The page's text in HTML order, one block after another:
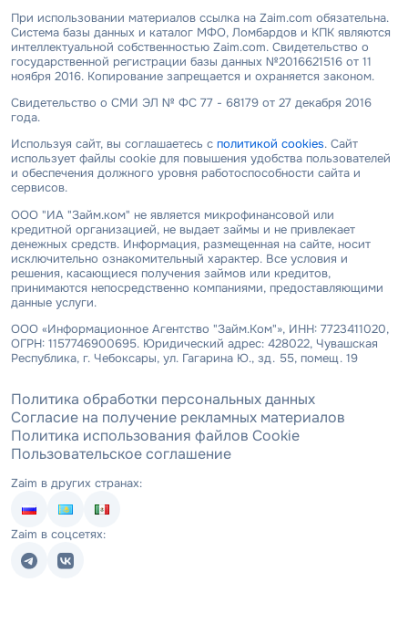
При использовании материалов ссылка на Zaim.com обязательна.
Система базы данных и каталог МФО, Ломбардов и КПК являются
интеллектуальной собственностью Zaim.com. Свидетельство о
государственной регистрации базы данных №2016621516 от 11
ноября 2016. Копирование запрещается и охраняется законом.
Свидетельство о СМИ ЭЛ № ФС 77 - 68179 от 27 декабря 2016
года.
Используя сайт, вы соглашаетесь с политикой cookies. Сайт
использует файлы cookie для повышения удобства пользователей
и обеспечения должного уровня работоспособности сайта и
сервисов.
ООО "ИА "Займ.ком" не является микрофинансовой или
кредитной организацией, не выдает займы и не привлекает
денежных средств. Информация, размещенная на сайте, носит
исключительно ознакомительный характер. Все условия и
решения, касающиеся получения займов или кредитов,
принимаются непосредственно компаниями, предоставляющими
данные услуги.
ООО «Информационное Агентство "Займ.Ком"», ИНН: 7723411020,
ОГРН: 1157746900695. Юридический адрес: 428022, Чувашская
Республика, г. Чебоксары, ул. Гагарина Ю., зд. 55, помещ. 19
Политика обработки персональных данных
Согласие на получение рекламных материалов
Политика использования файлов Cookie
Пользовательское соглашение
Zaim в других странах:
Zaim в соцсетях: